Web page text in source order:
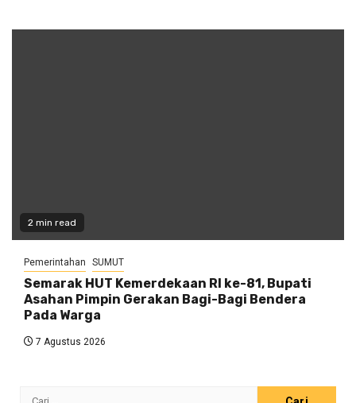
2 min read
Pemerintahan SUMUT
Semarak HUT Kemerdekaan RI ke-81, Bupati
Asahan Pimpin Gerakan Bagi-Bagi Bendera
Pada Warga
7 Agustus 2026
Cari